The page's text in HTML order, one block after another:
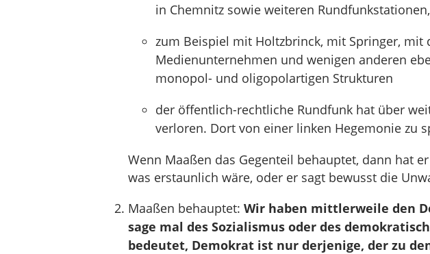
in Chemnitz sowie weiteren Rundfunkstationen,
zum Beispiel mit Holtzbrinck, mit Springer, mit
Medienunternehmen und wenigen anderen
monopol- und oligopolartigen Strukturen
der öffentlich-rechtliche Rundfunk hat über
verloren. Dort von einer linken Hegemonie zu
Wenn Maaßen das Gegenteil behauptet, dann hat
was erstaunlich wäre, oder er sagt bewusst die
Maaßen behauptet: Wir haben mittlerweile den
sage mal des Sozialismus oder des
bedeutet, Demokrat ist nur derjenige, der zu